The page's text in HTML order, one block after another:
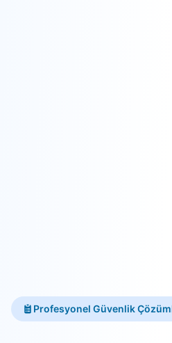
Profesyonel Güvenlik